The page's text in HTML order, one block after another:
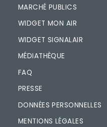
MARCHÉ PUBLICS
WIDGET MON AIR
WIDGET SIGNALAIR
MÉDIATHÈQUE
FAQ
PRESSE
DONNÉES PERSONNELLES
MENTIONS LÉGALES